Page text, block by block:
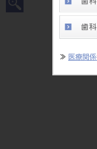
≫ 医療関